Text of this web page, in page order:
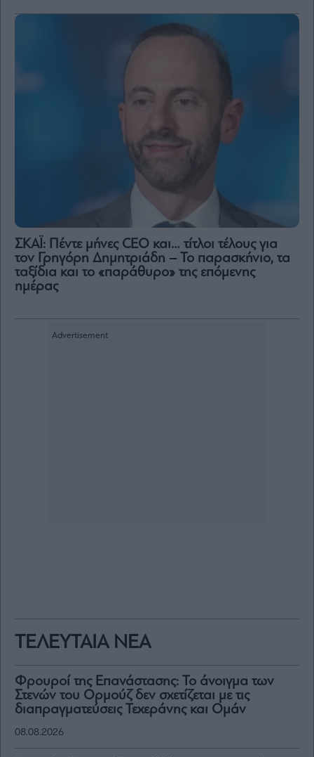
ΤΕΛΕΥΤΑΙΑ ΝΕΑ
Φρουροί της Επανάστασης: Το άνοιγμα των
Στενών του Ορμούζ δεν σχετίζεται με τις
διαπραγματεύσεις Τεχεράνης και Ομάν
08.08.2026
ΣΚΑΪ: Πέντε μήνες CEO και… τίτλοι τέλους για
τον Γρηγόρη Δημητριάδη – Το παρασκήνιο, τα
ταξίδια και το «παράθυρο» της επόμενης
ημέρας